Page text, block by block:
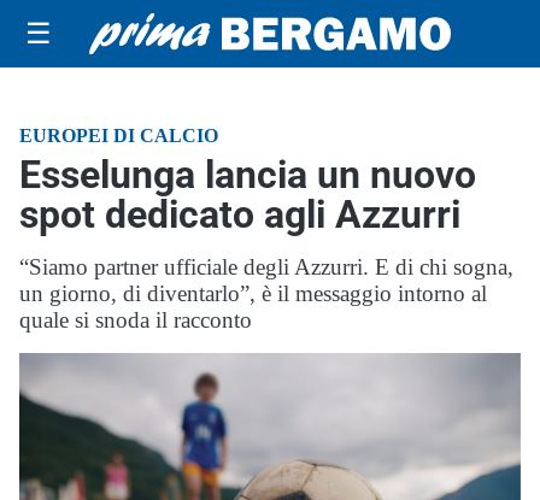
☰
EUROPEI DI CALCIO
Esselunga lancia un nuovo
spot dedicato agli Azzurri
“Siamo partner ufficiale degli Azzurri. E di chi sogna,
un giorno, di diventarlo”, è il messaggio intorno al
quale si snoda il racconto